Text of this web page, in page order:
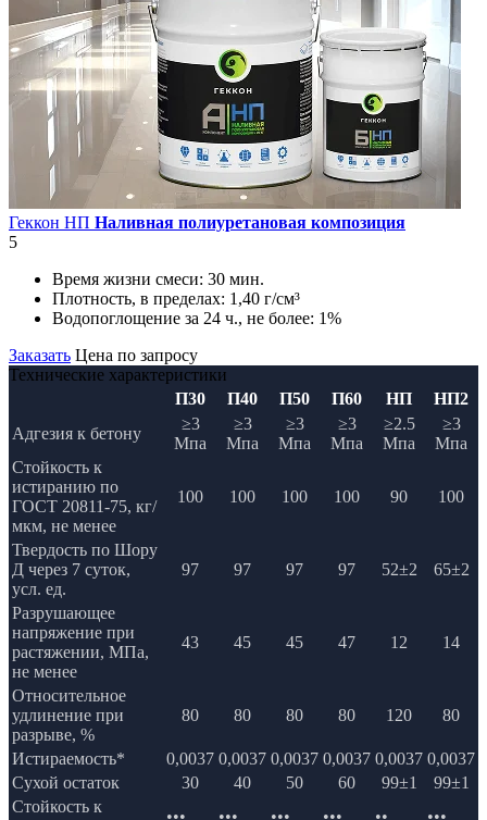
Геккон НП Наливная полиуретановая композиция
5
Время жизни смеси: 30 мин.
Плотность, в пределах: 1,40 г/см³
Водопоглощение за 24 ч., не более: 1%
Заказать Цена по запросу
Технические характеристики
П30
П40 П50 П60 НП
НП2
Адгезия к бетону
≥3
Мпа
≥3
Мпа
≥3
Мпа
≥3
Мпа
≥2.5
Мпа
≥3
Мпа
Стойкость к
истиранию по
ГОСТ 20811-75, кг/
мкм, не менее
100 100 100 100 90 100
Твердость по Шору
Д через 7 суток,
усл. ед.
97 97 97 97 52±2 65±2
Разрушающее
напряжение при
растяжении, МПа,
не менее
43 45 45 47 12 14
Относительное
удлинение при
разрыве, %
80 80 80 80 120 80
Истираемость* 0,0037 0,0037 0,0037 0,0037 0,0037 0,0037
Сухой остаток
30 40 50 60 99±1
99±1
Стойкость к
••• ••• ••• ••• •• •••